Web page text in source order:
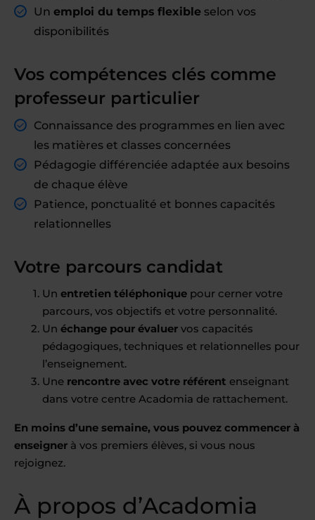
Un emploi du temps flexible selon vos
disponibilités
Vos compétences clés comme
professeur particulier
Connaissance des programmes en lien avec
les matières et classes concernées
Pédagogie différenciée adaptée aux besoins
de chaque élève
Patience, ponctualité et bonnes capacités
relationnelles
Votre parcours candidat
Un entretien téléphonique pour cerner votre
parcours, vos objectifs et votre personnalité.
Un échange pour évaluer vos capacités
pédagogiques, techniques et relationnelles pour
l’enseignement.
Une rencontre avec votre référent enseignant
dans votre centre Acadomia de rattachement.
En moins d’une semaine, vous pouvez commencer à
enseigner à vos premiers élèves, si vous nous
rejoignez.
À propos d’Acadomia